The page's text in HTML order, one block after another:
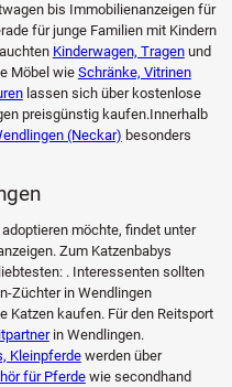
bis Immobilienanzeigen für
für junge Familien mit Kindern
Kinderwagen, Tragenund
Möbel wie Schränke, Vitrinen
lassen sich über kostenlose
preisgünstig kaufen.Innerhalb
(Neckar) besonders
möchte, findet unter
Zum Katzenbabys
. Interessenten sollten
Züchter in Wendlingen
Katzen kaufen. Für den Reitsport
in Wendlingen.
Kleinpferdewerden über
für Pferdewie secondhand